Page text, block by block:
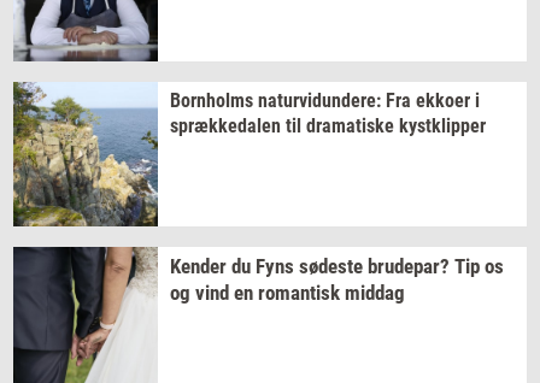
Born­holms na­tur­vi­dun­de­re: Fra ek­ko­er i
spræk­ke­da­len til dra­ma­ti­ske kyst­klip­per
Ken­der du Fyns sø­de­ste bru­de­par? Tip os
og vind en ro­man­tisk mid­dag